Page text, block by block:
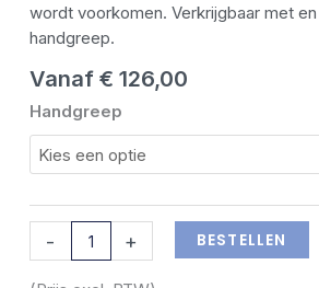
wordt voorkomen. Verkrijgbaar met
handgreep.
Vanaf € 126,00
Handgreep
-
Dirks
ladderstopper
aantal
+ BESTELLEN